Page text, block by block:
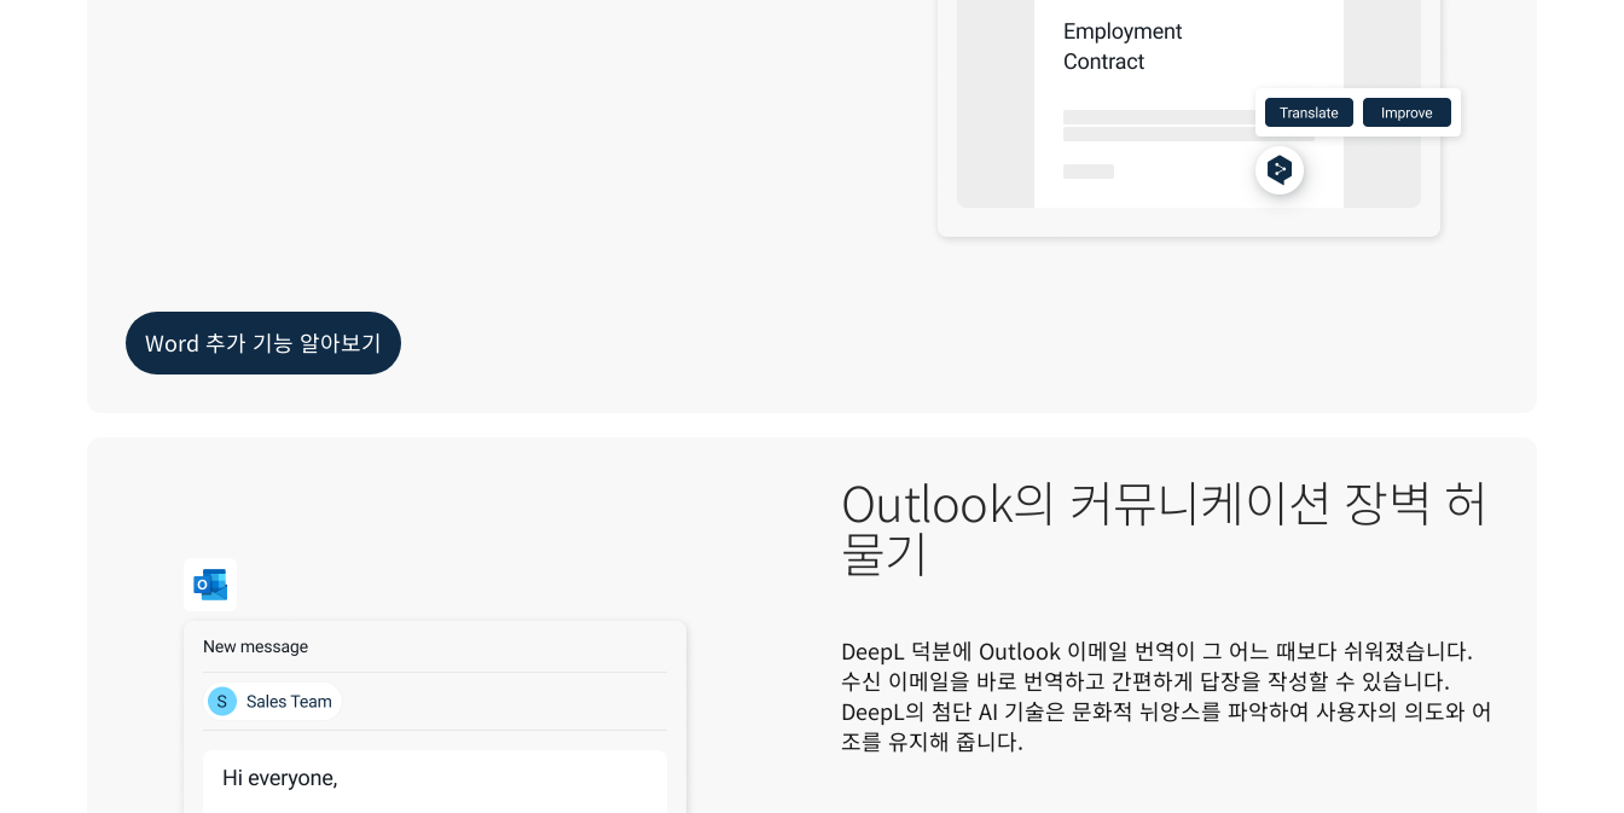
Word 추가 기능 알아보기
Outlook의 커뮤니케이션 장벽 허
물기
DeepL 덕분에 Outlook 이메일 번역이 그 어느 때보다 쉬워졌습니다.
수신 이메일을 바로 번역하고 간편하게 답장을 작성할 수 있습니다.
DeepL의 첨단 AI 기술은 문화적 뉘앙스를 파악하여 사용자의 의도와 어
조를 유지해 줍니다.